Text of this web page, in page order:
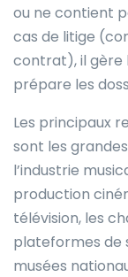
ou ne contient
cas de litige
contrat), il gère
prépare les
Les principaux
sont les
l’industrie
production
télévision, les
plateformes de
musées